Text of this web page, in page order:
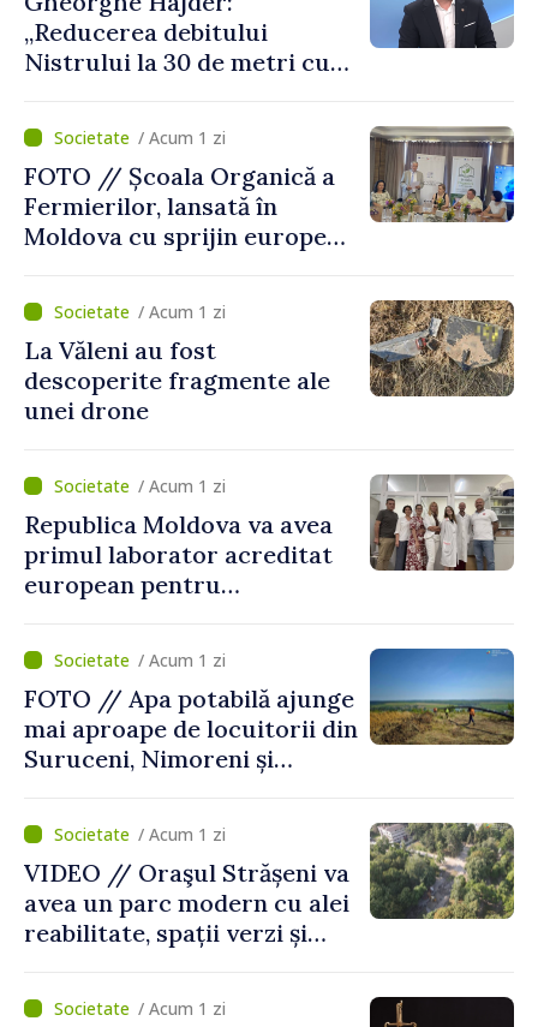
„Reducerea debitului
Nistrului la 30 de metri cubi
„catastrofă naturală”
/ Acum 1 zi
FOTO // Școala Organică a
Fermierilor, lansată în
Moldova cu sprijin european
agriculturii durabile
/ Acum 1 zi
La Văleni au fost
descoperite fragmente ale
unei drone
/ Acum 1 zi
Republica Moldova va avea
primul laborator acreditat
european pentru
viței-de-vie
/ Acum 1 zi
FOTO // Apa potabilă ajunge
mai aproape de locuitorii din
Suruceni, Nimoreni și
/ Acum 1 zi
VIDEO // Oraşul Strășeni va
avea un parc modern cu alei
reabilitate, spații verzi și
/ Acum 1 zi